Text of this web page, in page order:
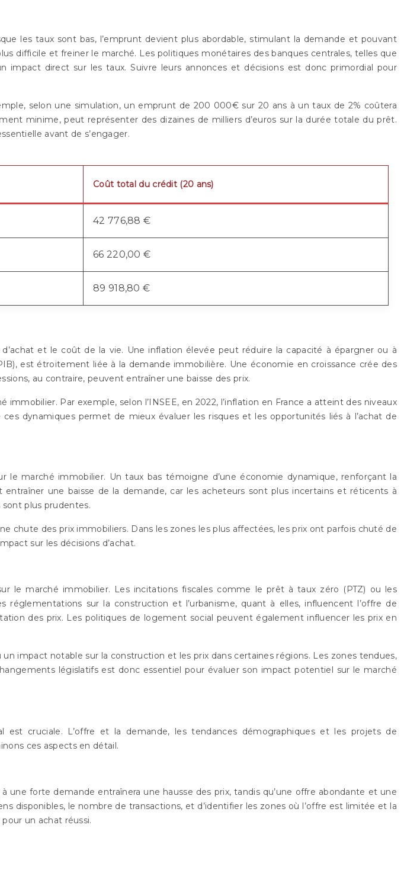
les taux sont bas, l’emprunt devient plus abordable, stimulant la demande et pouvant
difficile et freiner le marché. Les politiques monétaires des banques centrales, telles que
impact direct sur les taux. Suivre leurs annonces et décisions est donc primordial pour
selon une simulation, un emprunt de 200 000€ sur 20 ans à un taux de 2% coûtera
minime, peut représenter des dizaines de milliers d’euros sur la durée totale du prêt.
avant de s’engager.
Coût total du crédit (20 ans)
42 776,88 €
66 220,00 €
89 918,80 €
et le coût de la vie. Une inflation élevée peut réduire la capacité à épargner ou à
est étroitement liée à la demande immobilière. Une économie en croissance crée des
au contraire, peuvent entraîner une baisse des prix.
Par exemple, selon l’INSEE, en 2022, l’inflation en France a atteint des niveaux
dynamiques permet de mieux évaluer les risques et les opportunités liés à l’achat de
marché immobilier. Un taux bas témoigne d’une économie dynamique, renforçant la
une baisse de la demande, car les acheteurs sont plus incertains et réticents à
sont plus prudentes.
chute des prix immobiliers. Dans les zones les plus affectées, les prix ont parfois chuté de
sur les décisions d’achat.
le marché immobilier. Les incitations fiscales comme le prêt à taux zéro (PTZ) ou les
sur la construction et l’urbanisme, quant à elles, influencent l’offre de
des prix. Les politiques de logement social peuvent également influencer les prix en
impact notable sur la construction et les prix dans certaines régions. Les zones tendues,
législatifs est donc essentiel pour évaluer son impact potentiel sur le marché
est cruciale. L’offre et la demande, les tendances démographiques et les projets de
ces aspects en détail.
forte demande entraînera une hausse des prix, tandis qu’une offre abondante et une
disponibles, le nombre de transactions, et d’identifier les zones où l’offre est limitée et la
un achat réussi.